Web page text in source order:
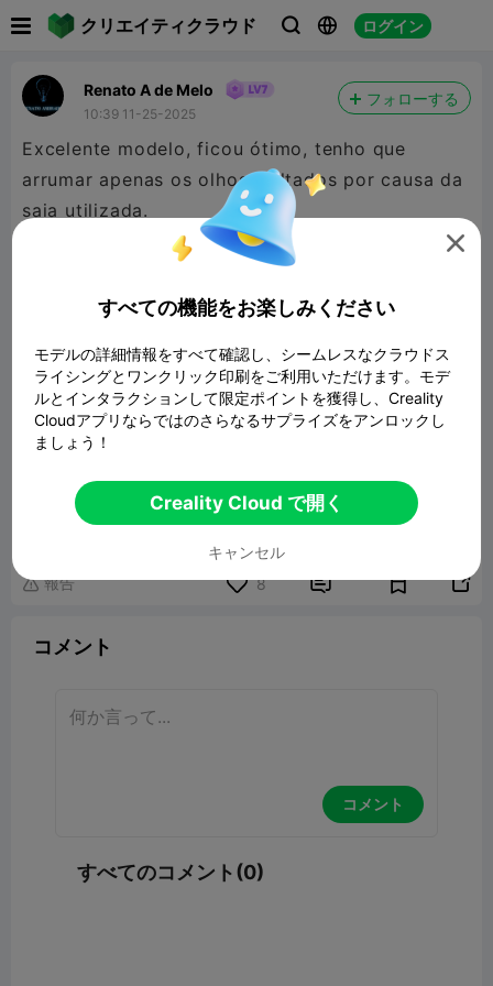
クリエイティクラウド   ログイン
Renato A de Melo
10:39 11-25-2025
フォローする
Excelente modelo, ficou ótimo, tenho que
arrumar apenas os olhos, saltados por causa da
saia utilizada.
Baby Yoda
20.13MB 関連3Dモデル
 報告 8  
コメント
コメント
すべてのコメント(0)

すべての機能をお楽しみください
モデルの詳細情報をすべて確認し、シームレスなクラウドス
ライシングとワンクリック印刷をご利用いただけます。モデ
ルとインタラクションして限定ポイントを獲得し、Creality
Cloudアプリならではのさらなるサプライズをアンロックし
ましょう！
Creality Cloud で開く
キャンセル